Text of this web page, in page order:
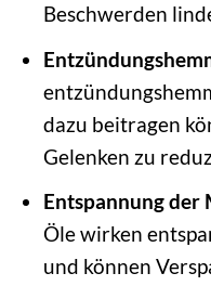
Beschwerden
dazu beitragen
Gelenken zu
Entspannung der
Öle wirken
und können